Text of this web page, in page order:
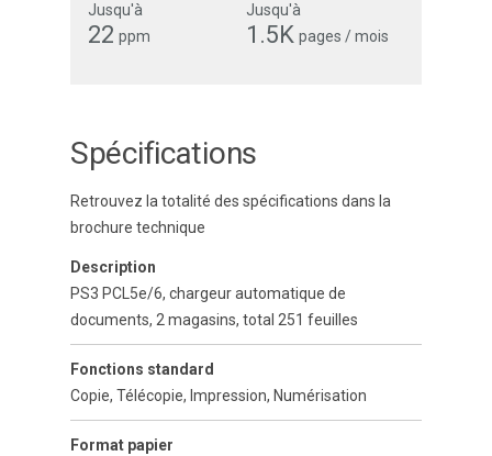
Jusqu'à
22 ppm
Jusqu'à
1.5K pages / mois
Spécifications
Retrouvez la totalité des spécifications dans la
brochure technique
Description
PS3 PCL5e/6, chargeur automatique de
documents, 2 magasins, total 251 feuilles
Fonctions standard
Copie, Télécopie, Impression, Numérisation
Format papier